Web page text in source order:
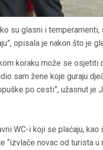
su glasni i
opisala je nakon što je
koraku može se osjetiti
sam žene koje guraju
po cesti”, užasnut je
WC-i koji se plaćaju,
“izvlače novac od turista u